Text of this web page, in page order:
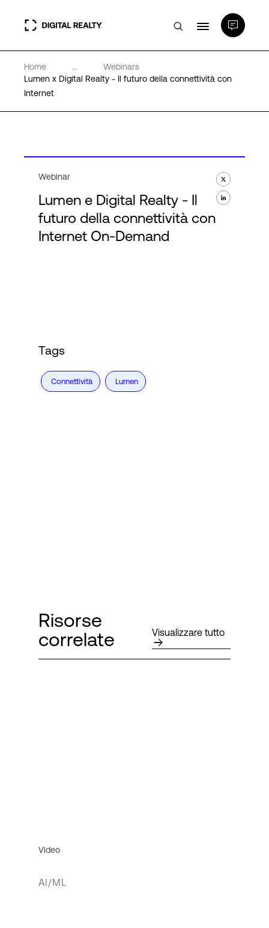
Data center
PlatformDIGITAL®
Chi Siamo
Home ...
Webinars
Lumen x Digital Realty - Il futuro della connettività con
Internet
Webinar
Lumen e Digital Realty - Il
futuro della connettività con
Internet On-Demand
Tags
Connettività Lumen
Risorse
correlate
Visualizzare tutto
Video
AI/ML